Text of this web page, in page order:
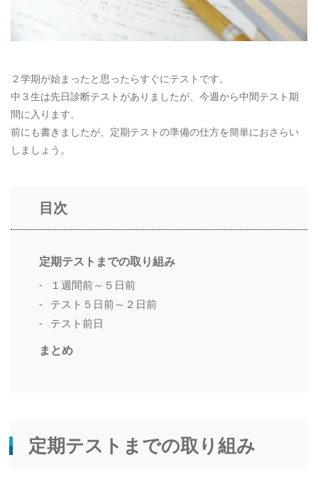
CONTACT
２学期が始まったと思ったらすぐにテストです。
中３生は先日診断テストがありましたが、今週から中間テスト期
間に入ります。
前にも書きましたが、定期テストの準備の仕方を簡単におさらい
しましょう。
目次
定期テストまでの取り組み
１週間前～５日前
テスト５日前～２日前
テスト前日
まとめ
定期テストまでの取り組み